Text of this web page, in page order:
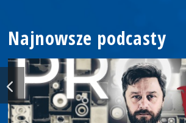
Najnowsze podcasty